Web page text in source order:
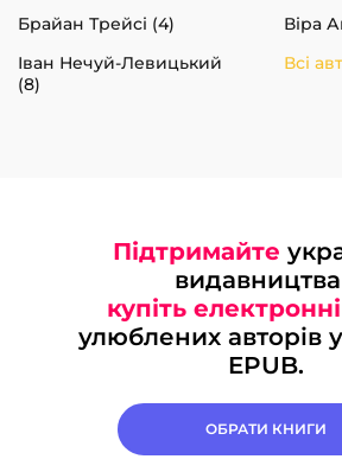
Брайан Трейсі (4)
Віра
Іван Нечуй-Левицький
(8)
Всі
Підтримайте
купіть
улюблених авторів
EPUB.
ОБРАТИ КНИГИ